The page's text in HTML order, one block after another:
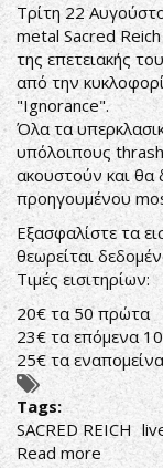
Τρίτη 22
metal Sacred
της επετειακής
από την
"Ignorance".
Όλα τα
υπόλοιπους
ακουστούν και θα
προηγουμένου
Εξασφαλίστε τα
θεωρείται
Τιμές εισιτηρίων:
20€ τα 50 πρώτα
23€ τα επόμενα
25€ τα
Tags:
SACRED REICH
Read moreabout